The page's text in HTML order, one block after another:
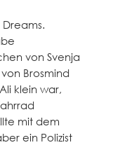
von Svenja
Brosmind
klein war,
mit dem
ein Polizist